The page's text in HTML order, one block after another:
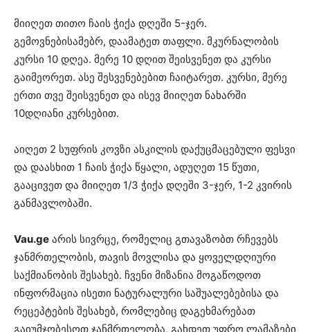
მიიღეთ თითო ჩაის ჭიქა დღეში 5-ჯერ.
გემოვნებისამებრ, დაამატეთ თაფლი. მკურნალობის
კურსი 10 დღეა. მერე 10 დღით შეისვენეთ და კურსი
გაიმეორეთ. ასე შესვენებებით ჩაიტარეთ. კურსი, მერე
ერთი თვე შეისვენეთ და ისევ მიიღეთ ნახარში
10დღიანი კურსებით.
აიღეთ 2 სუფრის კოვზი ასკილის დაქუცმაცებული ფესვი
და დაასხით 1 ჩაის ჭიქა წყალი, ადუღეთ 15 წუთი,
გააცივეთ და მიიღეთ 1/3 ჭიქა დღეში 3-ჯერ, 1-2 კვირის
განმავლობაში.
Vau.ge არის სივრცე, რომელიც გთავაზობთ რჩევებს
ჯანმრთელობის, თავის მოვლისა და ყოველდღიური
საქმიანობის შესახებ. ჩვენი მიზანია მოგაწოდოთ
ინფორმაცია ისეთი ნატურალური საშუალებებისა და
რეცეპტების შესახებ, რომლებიც დაგეხმარებათ
გაიუმჯობესოთ ჯანმრთელობა, გახდეთ უფრო ლამაზები